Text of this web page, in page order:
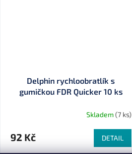
Delphin rychloobratlík s
gumičkou FDR Quicker 10 ks
Skladem(7 ks)
92 Kč DETAIL